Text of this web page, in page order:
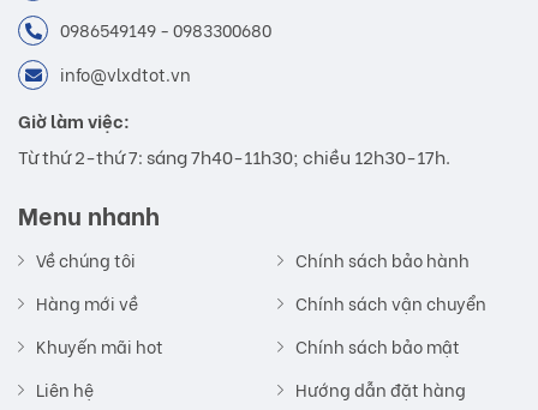
0986549149 - 0983300680
info@vlxdtot.vn
Giờ làm việc:
Từ thứ 2-thứ 7: sáng 7h40-11h30; chiều 12h30-17h.
Menu nhanh
Về chúng tôi
Hàng mới về
Khuyến mãi hot
Liên hệ
Chính sách bảo hành
Chính sách vận chuyển
Chính sách bảo mật
Hướng dẫn đặt hàng